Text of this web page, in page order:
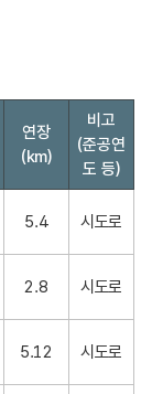
연장
(km)
비고
(준공연
도 등)
5.4 시도로
2.8 시도로
5.12 시도로